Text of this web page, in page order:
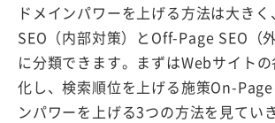
ドメインパワーを上げる方法は大き
SEO（内部対策）とOff-Page SEO（
に分類できます。まずはWebサイト
化し、検索順位を上げる施策On-
ンパワーを上げる3つの方法を見てい